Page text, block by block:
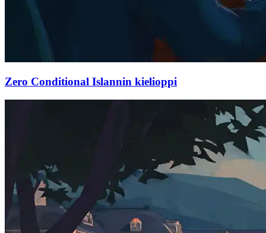
Zero Conditional Islannin kielioppi